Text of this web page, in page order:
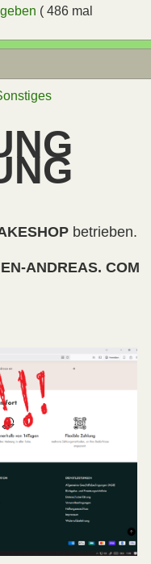
( 486 mal
betrieben.
ANDREAS. COM